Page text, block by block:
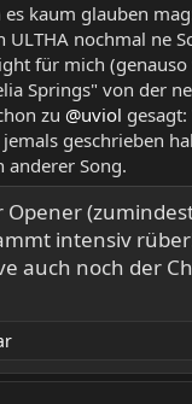
kaum glauben
ULTHA nochmal ne
für mich (genauso
Springs" von der
zu @uviol
geschrieben
anderer Song.
Opener
intensiv
auch noch der